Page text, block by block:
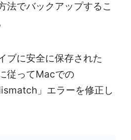
法でバックアップするこ
ブに安全に保存された
従ってMacでの
」エラーを修正し